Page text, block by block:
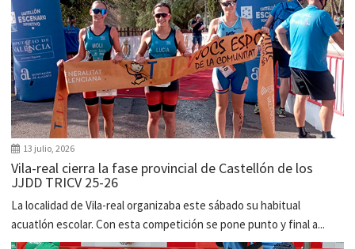
13 julio, 2026
Vila-real cierra la fase provincial de Castellón de los
JJDD TRICV 25-26
La localidad de Vila-real organizaba este sábado su habitual
acuatlón escolar. Con esta competición se pone punto y final a...